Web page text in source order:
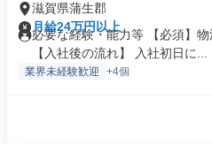
滋賀県蒲生郡
月給24万円以上
必要な経験・能力等 【必須】
【入社後の流れ】 入社初日に...
業界未経験歓迎 +4個